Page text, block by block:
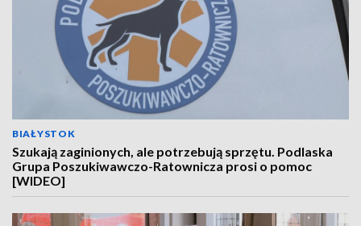
BIAŁYSTOK
Szukają zaginionych, ale potrzebują sprzętu. Podlaska
Grupa Poszukiwawczo-Ratownicza prosi o pomoc
[WIDEO]